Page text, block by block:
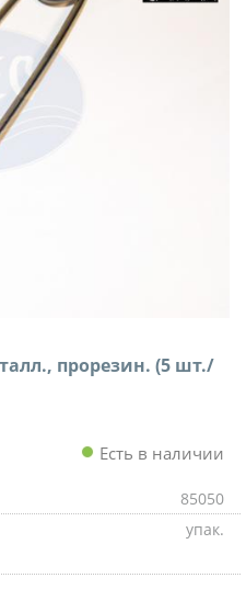
прорезин. (5 шт./
Есть в наличии
85050
упак.